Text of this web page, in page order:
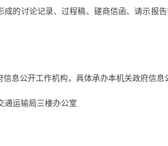
成的讨论记录、过程稿、磋商信函、请示
息公开工作机构，具体承办本机关政府信息
通运输局三楼办公室